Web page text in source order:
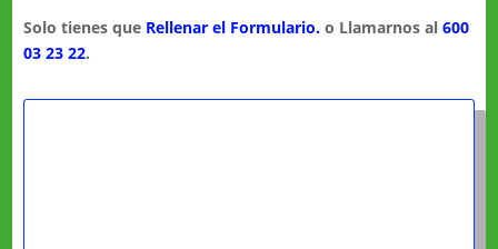
Solo tienes que Rellenar el Formulario. o Llamarnos al600
03 23 22.